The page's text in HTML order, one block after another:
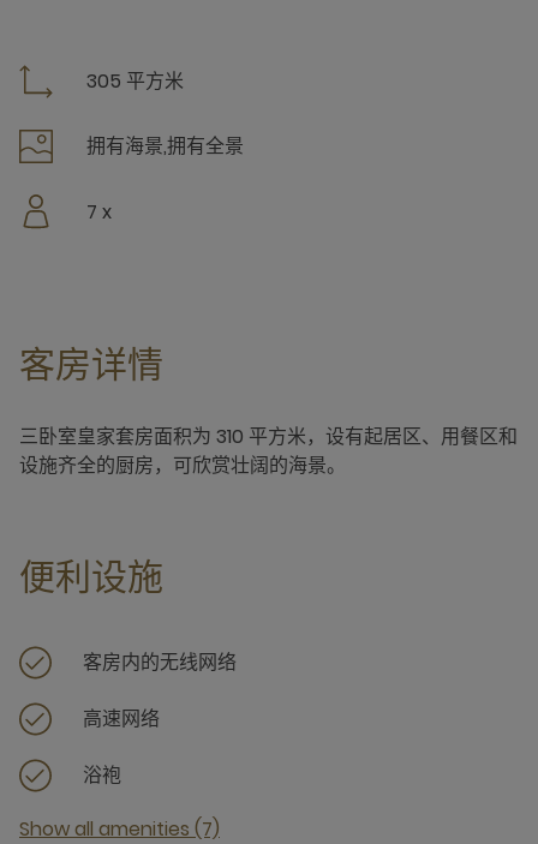
305 平方米
拥有海景,拥有全景
7 x
客房详情
三卧室皇家套房面积为 310 平方米，设有起居区、用餐区和
设施齐全的厨房，可欣赏壮阔的海景。
便利设施
客房内的无线网络
高速网络
浴袍
Show all amenities (7)